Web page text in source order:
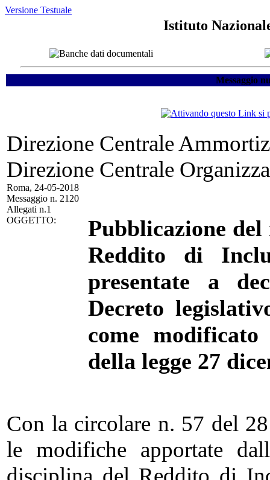
Versione Testuale
Istituto
Messaggio
Direzione Centrale
Direzione Centrale
Roma, 24-05-2018
Messaggio n. 2120
Allegati n.1
OGGETTO:
Pubblicazione
Reddito di
presentate a
Decreto
come
della legge 27
Con la circolare n. 57 del
le modifiche apportate